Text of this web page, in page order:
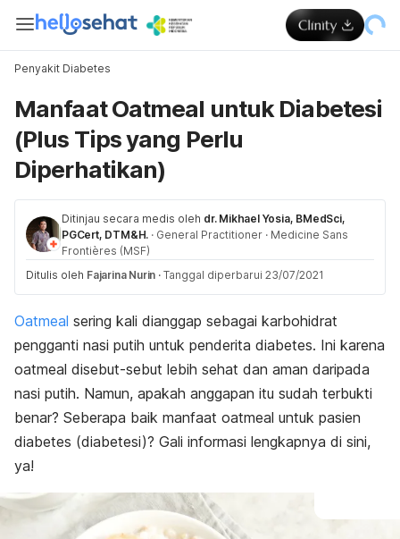
Penyakit Diabetes
Manfaat Oatmeal untuk Diabetesi
(Plus Tips yang Perlu
Diperhatikan)
Ditinjau secara medis oleh dr. Mikhael Yosia, BMedSci,
PGCert, DTM&H. · General Practitioner · Medicine Sans
Frontières (MSF)
Ditulis oleh Fajarina Nurin · Tanggal diperbarui 23/07/2021
Oatmeal sering kali dianggap sebagai karbohidrat
pengganti nasi putih untuk penderita diabetes. Ini karena
oatmeal disebut-sebut lebih sehat dan aman daripada
nasi putih. Namun, apakah anggapan itu sudah terbukti
benar? Seberapa baik manfaat oatmeal untuk pasien
diabetes (diabetesi)? Gali informasi lengkapnya di sini,
ya!